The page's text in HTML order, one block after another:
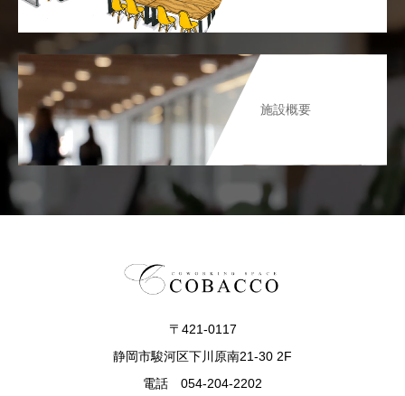
施設概要
〒421-0117
静岡市駿河区下川原南21-30 2F
電話 054-204-2202